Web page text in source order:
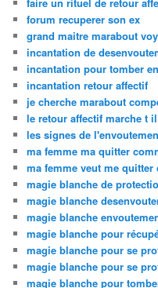
faire un rituel de retour
forum recuperer son ex
grand maitre marabout
incantation de
incantation pour tomber
incantation retour affectif
je cherche marabout
le retour affectif marche t il
les signes de
ma femme ma quitter
ma femme veut me
magie blanche de
magie blanche
magie blanche
magie blanche pour
magie blanche pour se
magie blanche pour se
magie blanche pour